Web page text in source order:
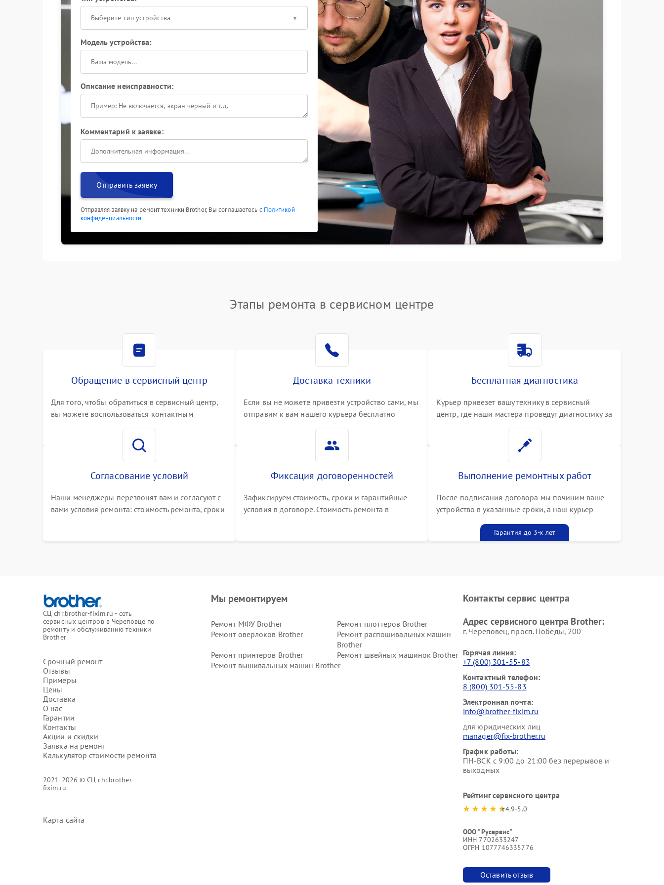
Выберите тип устройства
Модель устройства:
Описание неисправности:
Комментарий к заявке:
Отправить заявку
Отправляя заявку на ремонт техники Brother, Вы соглашаетесь с Политикой
конфиденциальности
Этапы ремонта в сервисном центре
Обращение в сервисный центр
Для того, чтобы обратиться в сервисный центр,
вы можете воспользоваться контактным
номер телефона на сайте
Доставка техники
Если вы не можете привезти устройство сами, мы
отправим к вам нашего курьера бесплатно
Бесплатная диагностика
Курьер привезет вашу технику в сервисный
центр, где наши мастера проведут диагностику за
Согласование условий
Наши менеджеры перезвонят вам и согласуют с
вами условия ремонта: стоимость ремонта, сроки
Фиксация договоренностей
Зафиксируем стоимость, сроки и гарантийные
условия в договоре. Стоимость ремонта в
Выполнение ремонтных работ
После подписания договора мы починим ваше
устройство в указанные сроки, а наш курьер
талоном бесплатноГарантия до 3-х лет
СЦ chr.brother-fixim.ru - сеть
сервисных центров в Череповце по
ремонту и обслуживанию техники
Brother
Срочный ремонт
Отзывы
Примеры
Цены
Доставка
О нас
Гарантии
Контакты
Акции и скидки
Заявка на ремонт
Калькулятор стоимости ремонта
2021-2026 © СЦ chr.brother-
fixim.ru
Карта сайта
Мы ремонтируем
Ремонт МФУ Brother
Ремонт плоттеров Brother
Ремонт оверлоков Brother
Ремонт распошивальных машин
Brother
Ремонт принтеров Brother
Ремонт швейных машинок Brother
Ремонт вышивальных машин Brother
Контакты сервис центра
Адрес сервисного центра Brother:
г. Череповец, просп. Победы, 200
Горячая линия:
+7 (800) 301-55-83
Контактный телефон:
8 (800) 301-55-83
Электронная почта:
info@brother-fixim.ru
для юридических лиц
manager@fix-brother.ru
График работы:
ПН-ВСК с 9:00 до 21:00 без перерывов и
выходных
Рейтинг сервисного центра
4.9-5.0
ООО "Русервис"
ИНН 7702633247
ОГРН 1077746335776
Оставить отзыв